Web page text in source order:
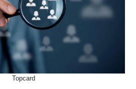
Topcard